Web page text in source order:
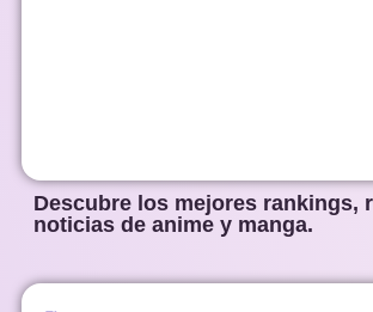
Descubre los mejores rankings,
noticias de anime y manga.